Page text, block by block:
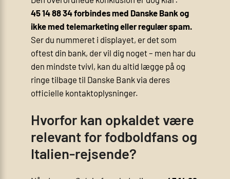
45 14 88 34 forbindes med Danske Bank og
ikke med telemarketing eller regulær spam.
Ser du nummeret i displayet, er det som
oftest din bank, der vil dig noget – men har du
den mindste tvivl, kan du altid lægge på og
ringe tilbage til Danske Bank via deres
officielle kontaktoplysninger.
Hvorfor kan opkaldet være
relevant for fodboldfans og
Italien-rejsende?